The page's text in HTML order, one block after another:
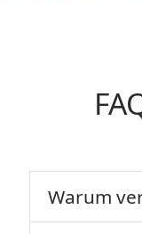
Warum